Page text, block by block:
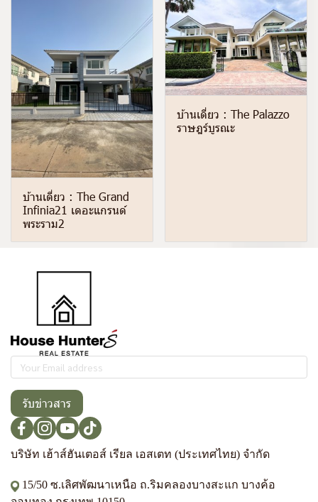
บ้านเดี่ยว : The Grand
Infinia21 เดอะแกรนด์
พระราม2
บ้านเดี่ยว : The Palazzo
ราษฎร์บูรณะ
รับข่าวสาร
บริษัท เฮ้าส์ฮันเตอส์ เรียล เอสเตท (ประเทศไทย) จำกัด
15/50 ซ.เลิศพัฒนาเหนือ ถ.ริมคลองบางสะแก บางค้อ